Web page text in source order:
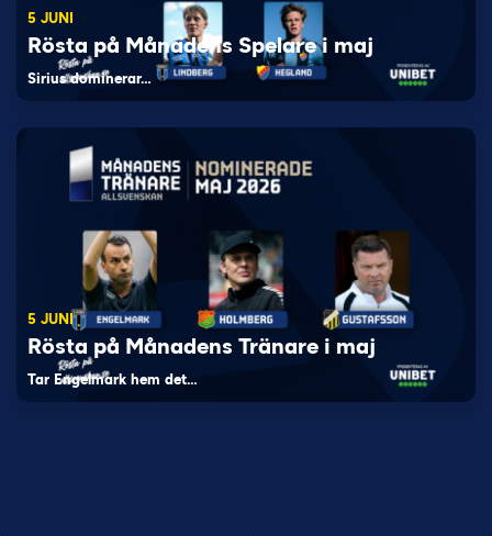
5 JUNI
Rösta på Månadens Spelare i maj
Sirius dominerar…
5 JUNI
Rösta på Månadens Tränare i maj
Tar Engelmark hem det…